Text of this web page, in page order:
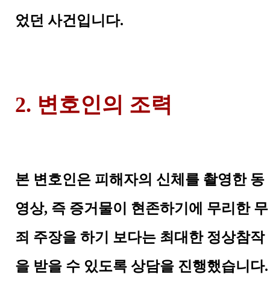
었던 사건입니다.
2. 변호인의 조력
본 변호인은 피해자의 신체를 촬영한 동
영상, 즉 증거물이 현존하기에 무리한 무
죄 주장을 하기 보다는 최대한 정상참작
을 받을 수 있도록 상담을 진행했습니다.